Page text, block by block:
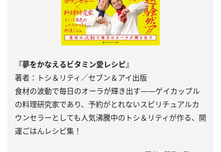
『夢をかなえるビタミン愛レシピ』
著者：トシ＆リティ／セブン＆アイ出版
食材の波動で毎日のオーラが輝き出す――ゲイカップル
の料理研究家であり、予約がとれないスピリチュアルカ
ウンセラーとしても人気沸騰中のトシ＆リティが作る、開
運ごはんレシピ集！